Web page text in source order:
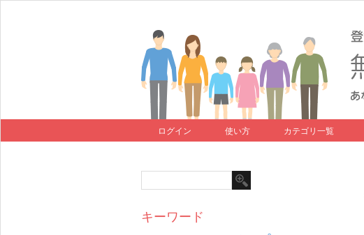
ログイン 使い方 カテゴリ一覧
キーワード